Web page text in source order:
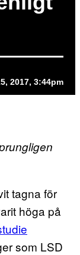
2017, 3:44pm
tagna för
höga på
som LSD